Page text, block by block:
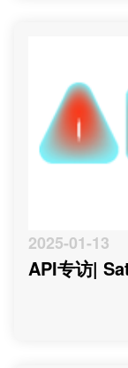
2025-01-13
API专访|